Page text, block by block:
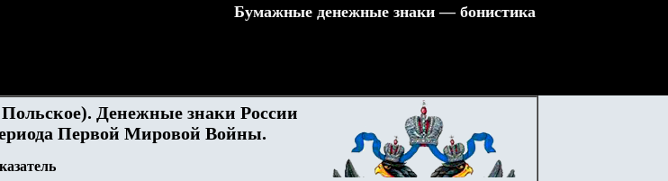
Бумажные денежные знаки — бонистика
Денежные знаки России
Первой Мировой Войны.